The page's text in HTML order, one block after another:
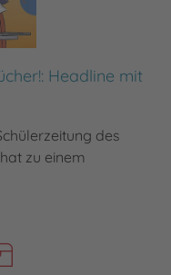
Headline mit
des
zu einem